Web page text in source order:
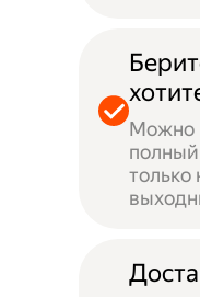
Можно
только